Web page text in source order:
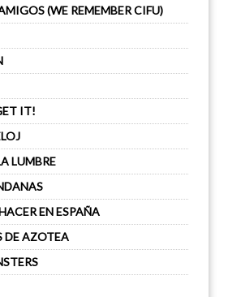
(WE REMEMBER CIFU)
IT!
LUMBRE
EN ESPAÑA
DE AZOTEA